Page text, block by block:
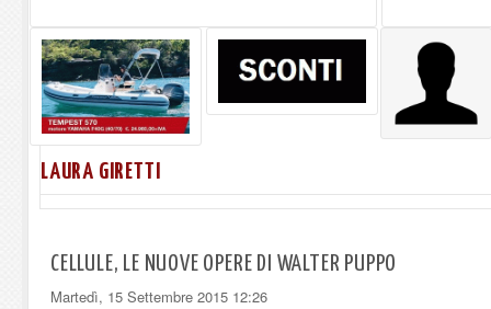
LAURA GIRETTI
CELLULE, LE NUOVE OPERE DI WALTER PUPPO
Martedì, 15 Settembre 2015 12:26